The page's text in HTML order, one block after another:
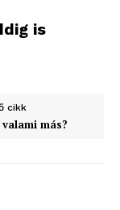
is
cikk
más?